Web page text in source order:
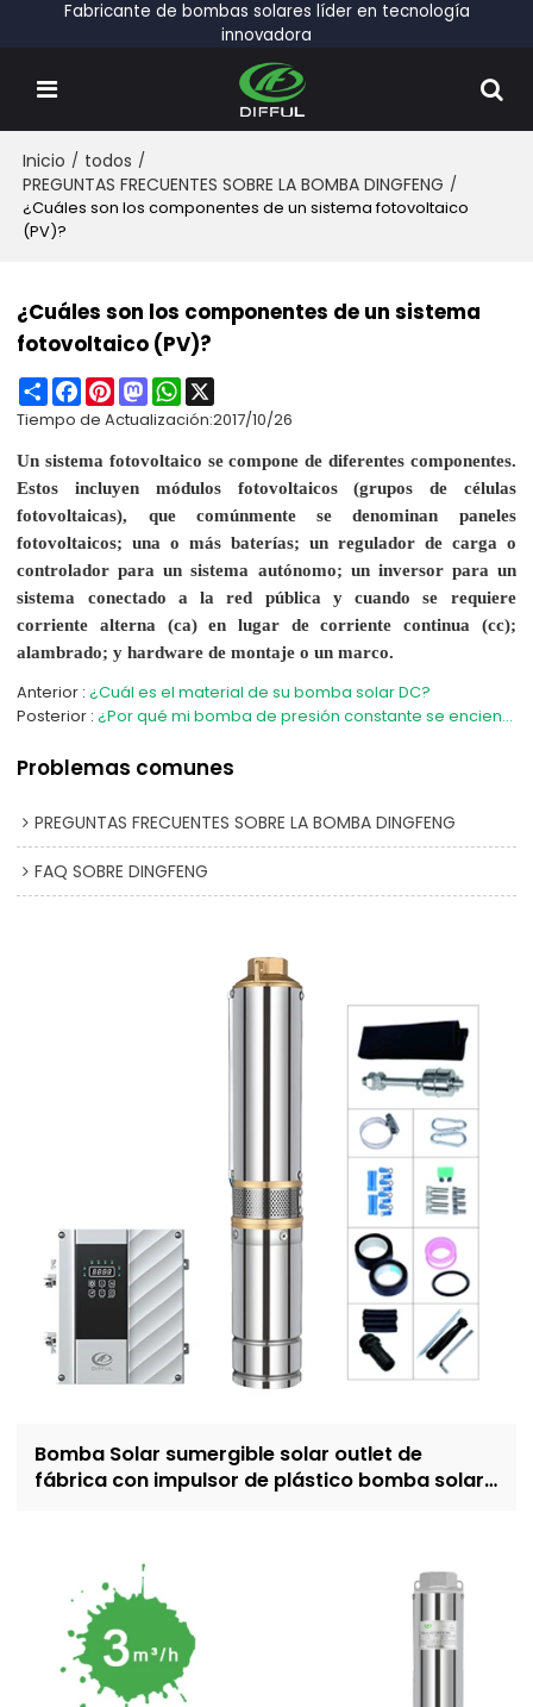
Fabricante de bombas solares líder en tecnología
innovadora
Inicio / todos /
PREGUNTAS FRECUENTES SOBRE LA BOMBA DINGFENG /
¿Cuáles son los componentes de un sistema fotovoltaico
(PV)?
¿Cuáles son los componentes de un sistema
fotovoltaico (PV)?
ShareFacebook
PinterestMastodonWhatsApp
Tiempo de Actualización:2017/10/26
Un sistema fotovoltaico se compone de diferentes componentes.
Estos incluyen módulos fotovoltaicos (grupos de células
fotovoltaicas), que comúnmente se denominan paneles
fotovoltaicos; una o más baterías; un regulador de carga o
controlador para un sistema autónomo; un inversor para un
sistema conectado a la red pública y cuando se requiere
corriente alterna (ca) en lugar de corriente continua (cc);
alambrado; y hardware de montaje o un marco.
Anterior ¿Cuál es el material de su bomba solar DC?
Posterior
¿Por qué mi bomba de presión constante se enciende y apaga cuando no se usa agua?
Problemas comunes
PREGUNTAS FRECUENTES SOBRE LA BOMBA DINGFENG
FAQ SOBRE DINGFENG
Bomba Solar sumergible solar outlet de
fábrica con impulsor de plástico bomba solar